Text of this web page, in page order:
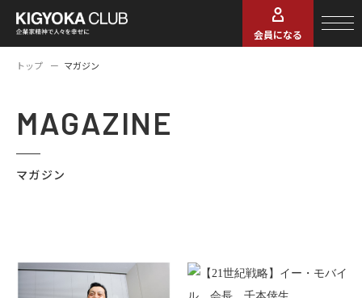
会員になる
トップ マガジン
MAGAZINE
マガジン